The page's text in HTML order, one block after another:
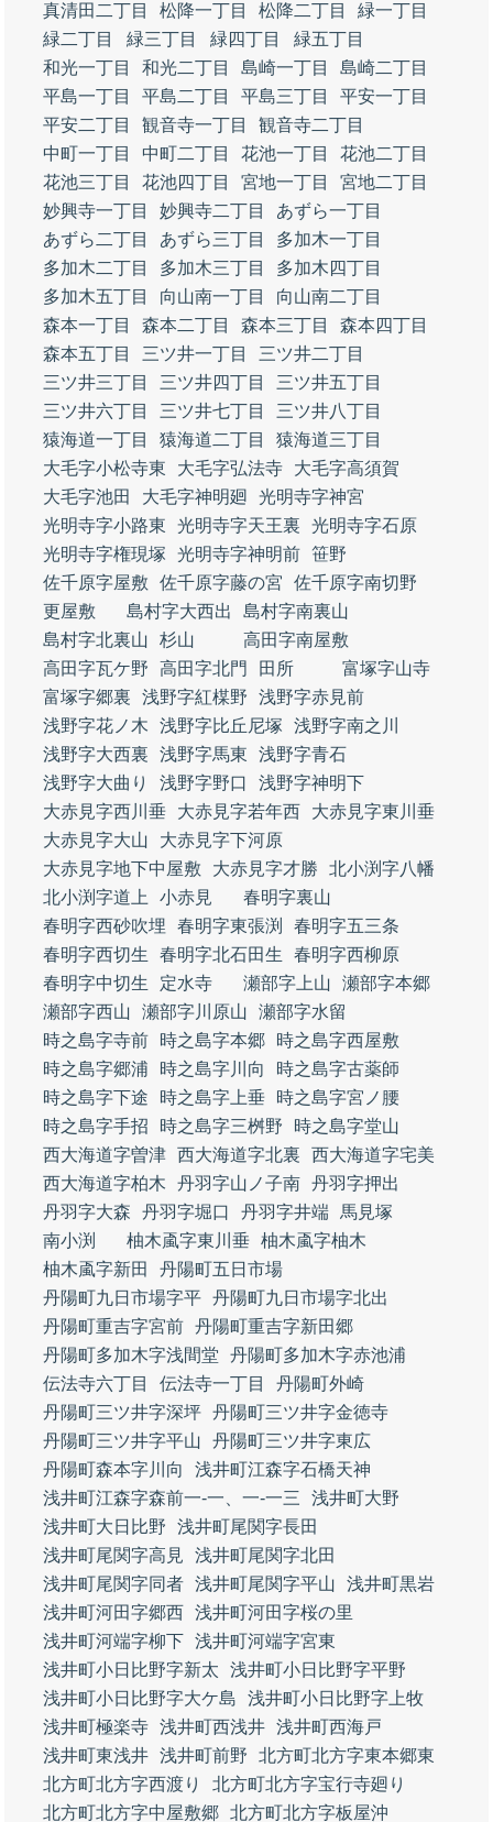
真清田二丁目
松降一丁目 松降二丁目
緑一丁目
緑二丁目
緑三丁目 緑四丁目
緑五丁目
和光一丁目
和光二丁目 島崎一丁目
島崎二丁目
平島一丁目
平島二丁目 平島三丁目
平安一丁目
平安二丁目
観音寺一丁目
観音寺二丁目
中町一丁目
中町二丁目 花池一丁目
花池二丁目
花池三丁目
花池四丁目 宮地一丁目
宮地二丁目
妙興寺一丁目
妙興寺二丁目
あずら一丁目
あずら二丁目
あずら三丁目
多加木一丁目
多加木二丁目
多加木三丁目
多加木四丁目
多加木五丁目
向山南一丁目
向山南二丁目
森本一丁目
森本二丁目 森本三丁目
森本四丁目
森本五丁目
三ツ井一丁目
三ツ井二丁目
三ツ井三丁目
三ツ井四丁目
三ツ井五丁目
三ツ井六丁目
三ツ井七丁目
三ツ井八丁目
猿海道一丁目
猿海道二丁目
猿海道三丁目
大毛字小松寺東
大毛字弘法寺
大毛字高須賀
大毛字池田
大毛字神明廻
光明寺字神宮
光明寺字小路東
光明寺字天王裏
光明寺字石原
光明寺字権現塚
光明寺字神明前 笹野
佐千原字屋敷
佐千原字藤の宮
佐千原字南切野
更屋敷
島村字大西出
島村字南裏山
島村字北裏山
杉山
高田字南屋敷
高田字瓦ケ野
高田字北門 田所
富塚字山寺
富塚字郷裏
浅野字紅楳野
浅野字赤見前
浅野字花ノ木
浅野字比丘尼塚
浅野字南之川
浅野字大西裏
浅野字馬東
浅野字青石
浅野字大曲り
浅野字野口
浅野字神明下
大赤見字西川垂
大赤見字若年西
大赤見字東川垂
大赤見字大山
大赤見字下河原
大赤見字地下中屋敷
大赤見字才勝
北小渕字八幡
北小渕字道上
小赤見
春明字裏山
春明字西砂吹埋
春明字東張渕
春明字五三条
春明字西切生
春明字北石田生
春明字西柳原
春明字中切生
定水寺 瀬部字上山
瀬部字本郷
瀬部字西山
瀬部字川原山
瀬部字水留
時之島字寺前
時之島字本郷
時之島字西屋敷
時之島字郷浦
時之島字川向
時之島字古薬師
時之島字下途
時之島字上垂
時之島字宮ノ腰
時之島字手招
時之島字三桝野
時之島字堂山
西大海道字曽津 西大海道字北裏
西大海道字宅美
西大海道字柏木
丹羽字山ノ子南 丹羽字押出
丹羽字大森
丹羽字堀口 丹羽字井端
馬見塚
南小渕
柚木颪字東川垂 柚木颪字柚木
柚木颪字新田
丹陽町五日市場
丹陽町九日市場字平 丹陽町九日市場字北出
丹陽町重吉字宮前 丹陽町重吉字新田郷
丹陽町多加木字浅間堂
丹陽町多加木字赤池浦
伝法寺六丁目
伝法寺一丁目
丹陽町外崎
丹陽町三ツ井字深坪 丹陽町三ツ井字金徳寺
丹陽町三ツ井字平山
丹陽町三ツ井字東広
丹陽町森本字川向
浅井町江森字石橋天神
浅井町江森字森前一‐一、一‐一三
浅井町大野
浅井町大日比野
浅井町尾関字長田
浅井町尾関字高見
浅井町尾関字北田
浅井町尾関字同者 浅井町尾関字平山
浅井町黒岩
浅井町河田字郷西 浅井町河田字桜の里
浅井町河端字柳下 浅井町河端字宮東
浅井町小日比野字新太
浅井町小日比野字平野
浅井町小日比野字大ケ島
浅井町小日比野字上牧
浅井町極楽寺 浅井町西浅井 浅井町西海戸
浅井町東浅井 浅井町前野
北方町北方字東本郷東
北方町北方字西渡り
北方町北方字宝行寺廻り
北方町北方字中屋敷郷 北方町北方字板屋沖